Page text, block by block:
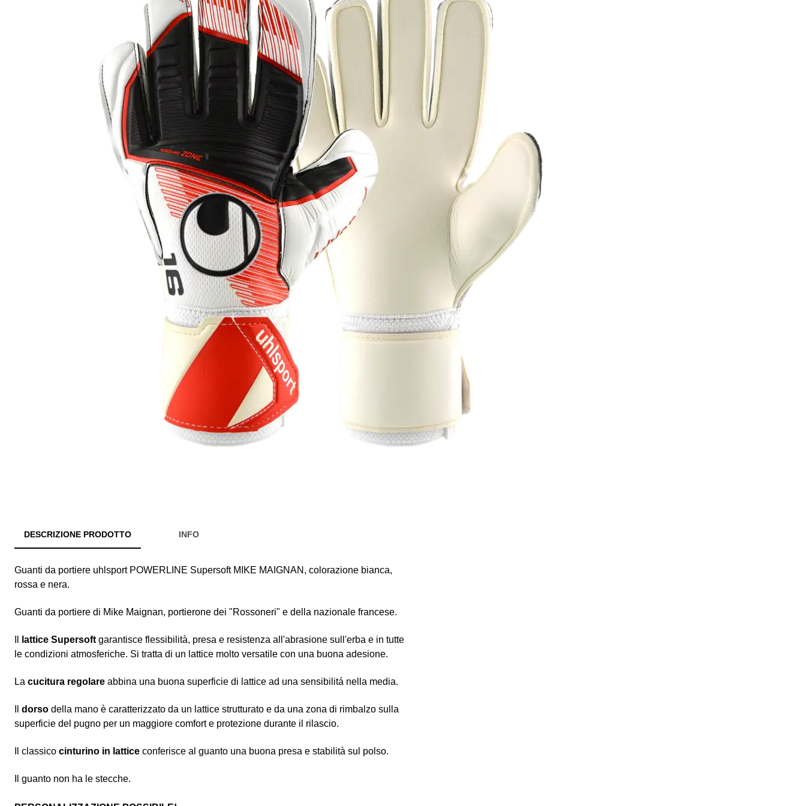
DESCRIZIONE PRODOTTO INFO
Guanti da portiere uhlsport POWERLINE Supersoft MIKE MAIGNAN, colorazione bianca,
rossa e nera.
Guanti da portiere di Mike Maignan, portierone dei "Rossoneri" e della nazionale francese.
lattice Supersoftgarantisce flessibilità, presa e resistenza all'abrasione sull'erba e in tutte
le condizioni atmosferiche. Si tratta di un lattice molto versatile con una buona adesione.
La cucitura regolare abbina una buona superficie di lattice ad una sensibilitá nella media.
dorso della mano è caratterizzato da un lattice strutturato e da una zona di rimbalzo sulla
superficie del pugno per un maggiore comfort e protezione durante il rilascio.
Il classico cinturino in lattice conferisce al guanto una buona presa e stabilità sul polso.
Il guanto non ha le stecche.